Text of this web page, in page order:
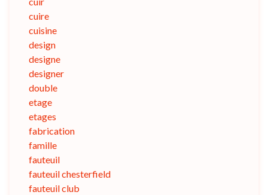
cuire
cuisine
design
designe
designer
double
etage
etages
fabrication
famille
fauteuil
fauteuil chesterfield
fauteuil club